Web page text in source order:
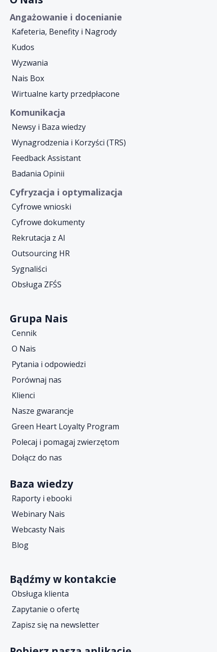
Angażowanie i docenianie
Kafeteria, Benefity i Nagrody
Kudos
Wyzwania
Nais Box
Wirtualne karty przedpłacone
Komunikacja
Newsy i Baza wiedzy
Wynagrodzenia i Korzyści (TRS)
Feedback Assistant
Badania Opinii
Cyfryzacja i optymalizacja
Cyfrowe wnioski
Cyfrowe dokumenty
Rekrutacja z AI
Outsourcing HR
Sygnaliści
Obsługa ZFŚS
Grupa Nais
Cennik
O Nais
Pytania i odpowiedzi
Porównaj nas
Klienci
Nasze gwarancje
Green Heart Loyalty Program
Polecaj i pomagaj zwierzętom
Dołącz do nas
Baza wiedzy
Raporty i ebooki
Webinary Nais
Webcasty Nais
Blog
Bądźmy w kontakcie
Obsługa klienta
Zapytanie o ofertę
Zapisz się na newsletter